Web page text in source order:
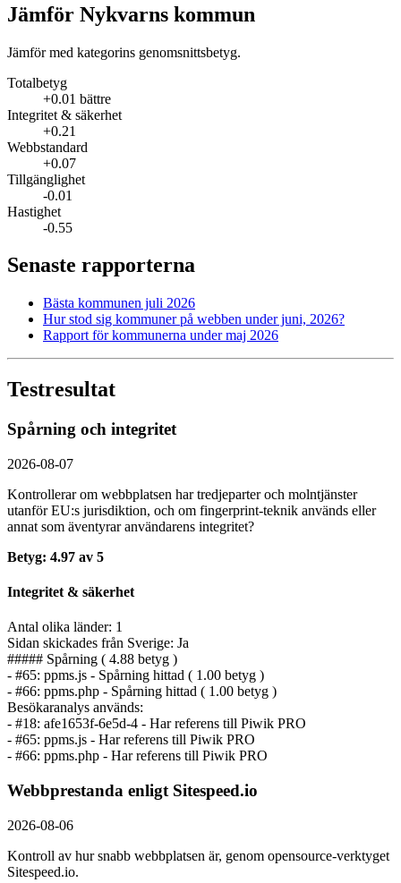
Jämför Nykvarns kommun
Jämför med kategorins genomsnittsbetyg.
Totalbetyg
+0.01 bättre
Integritet & säkerhet
+0.21
Webbstandard
+0.07
Tillgänglighet
-0.01
Hastighet
-0.55
Senaste rapporterna
Bästa kommunen juli 2026
Hur stod sig kommuner på webben under juni, 2026?
Rapport för kommunerna under maj 2026
Testresultat
Spårning och integritet
2026-08-07
Kontrollerar om webbplatsen har tredjeparter och molntjänster
utanför EU:s jurisdiktion, och om fingerprint-teknik används eller
annat som äventyrar användarens integritet?
Betyg: 4.97 av 5
Integritet & säkerhet
Antal olika länder: 1
Sidan skickades från Sverige: Ja
##### Spårning ( 4.88 betyg )
- #65: ppms.js - Spårning hittad ( 1.00 betyg )
- #66: ppms.php - Spårning hittad ( 1.00 betyg )
Besökaranalys används:
- #18: afe1653f-6e5d-4 - Har referens till Piwik PRO
- #65: ppms.js - Har referens till Piwik PRO
- #66: ppms.php - Har referens till Piwik PRO
Webbprestanda enligt Sitespeed.io
2026-08-06
Kontroll av hur snabb webbplatsen är, genom opensource-verktyget
Sitespeed.io.